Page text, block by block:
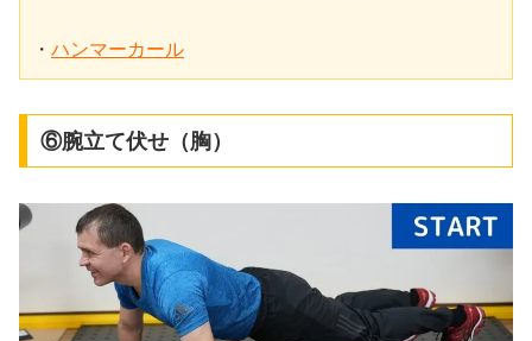
・ ハンマーカール
⑥腕立て伏せ（胸）